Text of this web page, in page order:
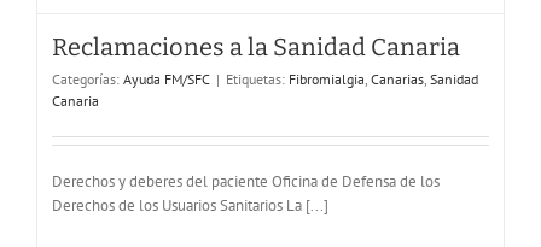
Reclamaciones a la Sanidad Canaria
Categorías: Ayuda FM/SFC | Etiquetas: Fibromialgia, Canarias, Sanidad
Canaria
Derechos y deberes del paciente Oficina de Defensa de los
Derechos de los Usuarios Sanitarios La [...]
Ayuda FM/SFC